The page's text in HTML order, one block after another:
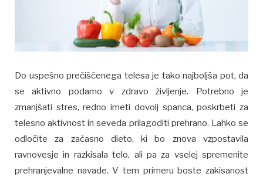
Do uspešno prečiščenega telesa je tako najboljša pot, da
se aktivno podamo v zdravo življenje. Potrebno je
zmanjšati stres, redno imeti dovolj spanca, poskrbeti za
telesno aktivnost in seveda prilagoditi prehrano. Lahko se
odločite za začasno dieto, ki bo znova vzpostavila
ravnovesje in razkisala telo, ali pa za vselej spremenite
prehranjevalne navade. V tem primeru boste zakisanost